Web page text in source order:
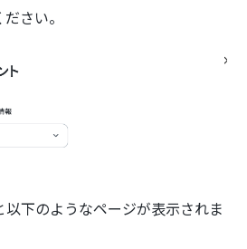
さい。
以下のようなページが表示されま